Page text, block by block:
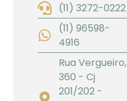
(11) 3272-0222
(11) 96598-
4916
Rua Vergueiro,
360 - Cj
201/202 -